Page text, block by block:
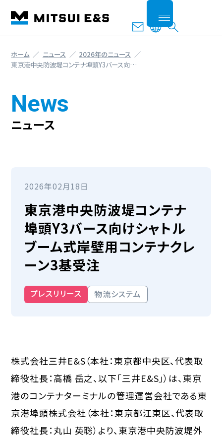
ホーム ニュース
2026年のニュース
東京港中央防波堤コンテナ埠頭Y3バース向…
News
ニュース
2026年02月18日
東京港中央防波堤コンテナ
埠頭Y3バース向けシャトル
ブーム式岸壁用コンテナクレ
ーン3基受注
プレスリリース 物流システム
株式会社三井E&S（本社：東京都中央区、代表取
締役社長：高橋 岳之、以下「三井E&S」）は、東京
港のコンテナターミナルの管理運営会社である東
京港埠頭株式会社（本社：東京都江東区、代表取
締役社長：丸山 英聡）より、東京港中央防波堤外